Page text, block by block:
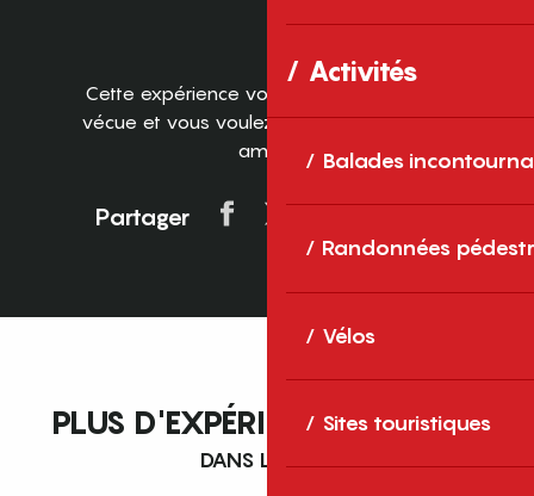
Activités
Balades
Randonnées
Vélos
Sites touristiques
Cette expérience vous plaît ? Vous l’avez
vécue et vous voulez en faire profiter vos
amis ?
Partager
PLUS D'EXPÉRIENCES À VIVRE
DANS LES P.O.